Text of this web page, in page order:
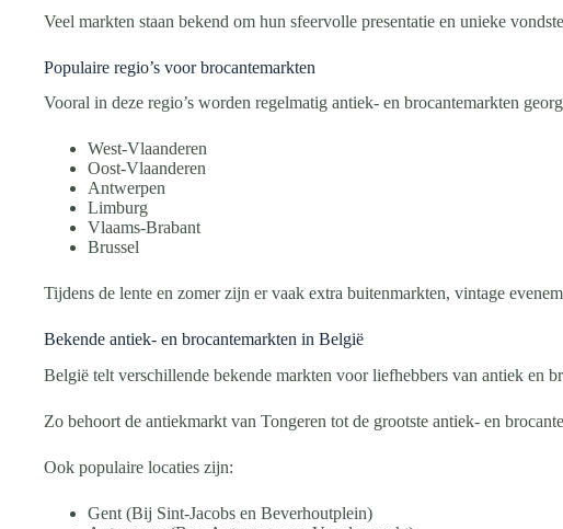
Veel markten staan bekend om hun sfeervolle presentatie en unieke
Populaire regio’s voor brocantemarkten
Vooral in deze regio’s worden regelmatig antiek- en brocantemarkten
West-Vlaanderen
Oost-Vlaanderen
Antwerpen
Limburg
Vlaams-Brabant
Brussel
Tijdens de lente en zomer zijn er vaak extra buitenmarkten, vintage
Bekende antiek- en brocantemarkten in België
België telt verschillende bekende markten voor liefhebbers van antiek en
Zo behoort de antiekmarkt van Tongeren tot de grootste antiek- en
Ook populaire locaties zijn:
Gent (Bij Sint-Jacobs en Beverhoutplein)